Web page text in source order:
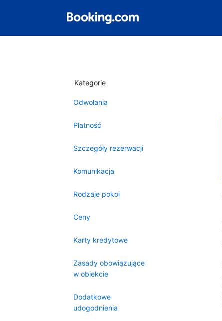
Kategorie
Odwołania
Płatność
Szczegóły rezerwacji
Komunikacja
Rodzaje pokoi
Ceny
Karty kredytowe
Zasady obowiązujące
w obiekcie
Dodatkowe
udogodnienia